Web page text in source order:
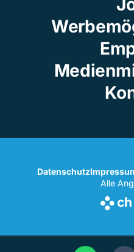
Datenschutz
Alle